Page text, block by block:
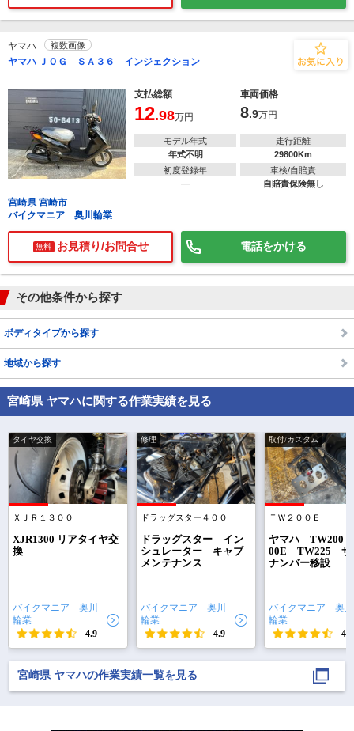
ヤマハ 複数画像
ヤマハ ＪＯＧ ＳＡ３６ インジェクション
支払総額 車両価格
12.98万円 8.9万円
モデル年式
年式不明
走行距離
29800Km
初度登録年
―
車検/自賠責
自賠責保険無し
宮崎県 宮崎市
バイクマニア 奥川輪業
無料 お見積り/お問合せ 電話をかける
その他条件から探す
ボディタイプから探す
地域から探す
宮崎県 ヤマハに関する作業実績を見る
タイヤ交換
ＸＪＲ１３００
XJR1300 リアタイヤ交
換
バイクマニア 奥川
輪業
4.9
修理
ドラッグスター４００
ドラッグスター イン
シュレーター キャブ
メンテナンス
バイクマニア 奥川
輪業
4.9
取付/カスタム
ＴＷ２００Ｅ
ヤマハ TW200
00E TW225 サ
ナンバー移設
バイクマニア 奥川
輪業
4.9
宮崎県 ヤマハの作業実績一覧を見る
で 相場をチェック！
車種選択するだけ、かんたん相場検索
まずはメーカーを選択する
車種